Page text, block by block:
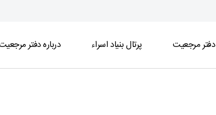
دفتر مرجعیت پرتال بنیاد اسراء درباره دفتر